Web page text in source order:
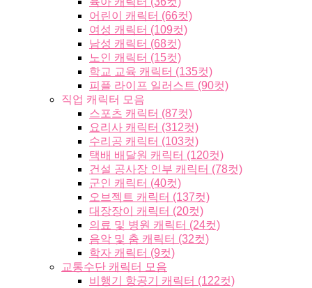
어린이 캐릭터 (66컷)
여성 캐릭터 (109컷)
남성 캐릭터 (68컷)
노인 캐릭터 (15컷)
학교 교육 캐릭터 (135컷)
피플 라이프 일러스트 (90컷)
직업 캐릭터 모음
스포츠 캐릭터 (87컷)
요리사 캐릭터 (312컷)
수리공 캐릭터 (103컷)
택배 배달원 캐릭터 (120컷)
건설 공사장 인부 캐릭터 (78컷)
군인 캐릭터 (40컷)
오브젝트 캐릭터 (137컷)
대장장이 캐릭터 (20컷)
의료 및 병원 캐릭터 (24컷)
음악 및 춤 캐릭터 (32컷)
학자 캐릭터 (9컷)
교통수단 캐릭터 모음
비행기 항공기 캐릭터 (122컷)